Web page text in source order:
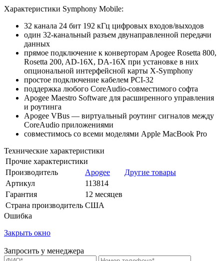
Характеристики Symphony Mobile:
32 канала 24 бит 192 кГц цифровых входов/выходов
один 32-канальный разъем двунаправленной передачи
данных
прямое подключение к конверторам Apogee Rosetta 800,
Rosetta 200, AD-16X, DA-16X при установке в них
опциональной интерфейсной карты X-Symphony
простое подключение кабелем PCI-32
поддержка любого CoreAudio-совместимого софта
Apogee Maestro Software для расширенного управления
и роутинга
Apogee VBus — виртуальный роутинг сигналов между
CoreAudio приложениями
совместимось со всеми моделями Apple MacBook Pro
Технические характеристики
Прочие характеристики
Производитель
Apogee
Другие товары
Артикул
113814
Гарантия
12 месяцев
Страна производитель США
Ошибка
Закрыть окно
Запросить у менеджера